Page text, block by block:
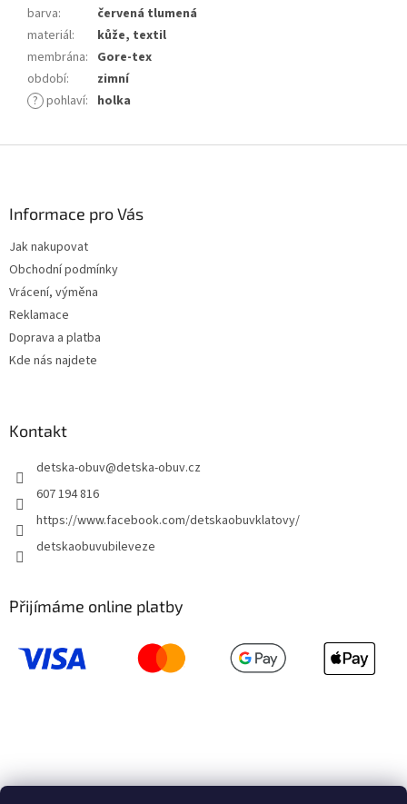
barva:
červená tlumená
materiál:
kůže, textil
membrána: Gore-tex
období:
zimní
? pohlaví: holka
Informace pro Vás
Jak nakupovat
Obchodní podmínky
Vrácení, výměna
Reklamace
Doprava a platba
Kde nás najdete
Kontakt
detska-obuv@detska-obuv.cz
607 194 816
https://www.facebook.com/detskaobuvklatovy/
detskaobuvubileveze
Přijímáme online platby